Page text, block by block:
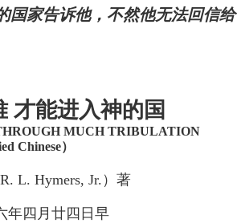
家告诉他，不然他无法回信
才能进入神的国
MUCH TRIBULATION
Chinese）
L. Hymers, Jr.）著
年四月廿四日早